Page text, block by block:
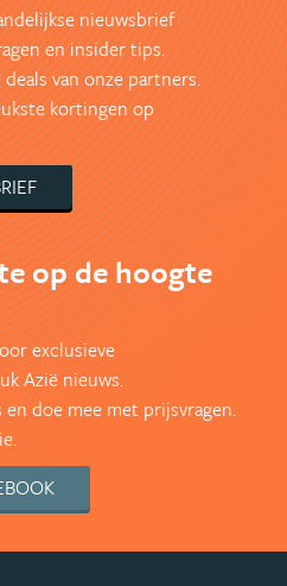
nieuwsbrief
en insider tips.
van onze partners.
kortingen op
op de hoogte
exclusieve
Azië nieuws.
doe mee met prijsvragen.